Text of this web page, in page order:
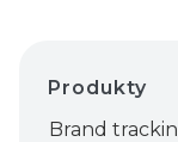
Produkty
Brand